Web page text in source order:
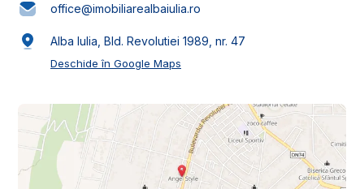
office@imobiliarealbaiulia.ro
Alba Iulia, Bld. Revolutiei 1989, nr. 47
Deschide în Google Maps